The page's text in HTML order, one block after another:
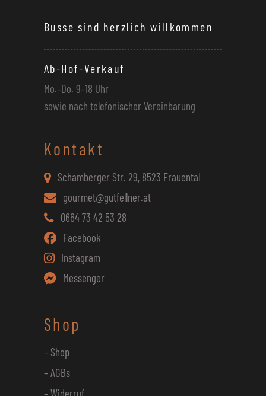
Busse sind herzlich willkommen
Ab-Hof-Verkauf
Mo.–Do. 9–18 Uhr
sowie nach telefonischer Vereinbarung
Kontakt
Schamberger Str. 29, 8523 Frauental
gourmet@gutfellner.at
0664 73 42 53 28
Facebook
Instagram
Messenger
Shop
– Shop
– AGBs